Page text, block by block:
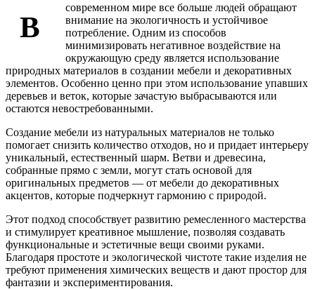
В
современном мире все больше людей обращают
внимание на экологичность и устойчивое
потребление. Одним из способов
минимизировать негативное воздействие на
окружающую среду является использование
природных материалов в создании мебели и декоративных
элементов. Особенно ценно при этом использование упавших
деревьев и веток, которые зачастую выбрасываются или
остаются невостребованными.
Создание мебели из натуральных материалов не только
помогает снизить количество отходов, но и придает интерьеру
уникальный, естественный шарм. Ветви и древесина,
собранные прямо с земли, могут стать основой для
оригинальных предметов — от мебели до декоративных
акцентов, которые подчеркнут гармонию с природой.
Этот подход способствует развитию ремесленного мастерства
и стимулирует креативное мышление, позволяя создавать
функциональные и эстетичные вещи своими руками.
Благодаря простоте и экологической чистоте такие изделия не
требуют применения химических веществ и дают простор для
фантазии и экспериментирования.